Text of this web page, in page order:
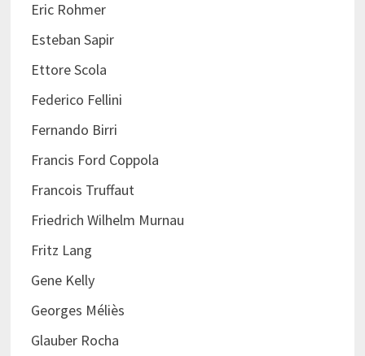
Eric Rohmer
Esteban Sapir
Ettore Scola
Federico Fellini
Fernando Birri
Francis Ford Coppola
Francois Truffaut
Friedrich Wilhelm Murnau
Fritz Lang
Gene Kelly
Georges Méliès
Glauber Rocha